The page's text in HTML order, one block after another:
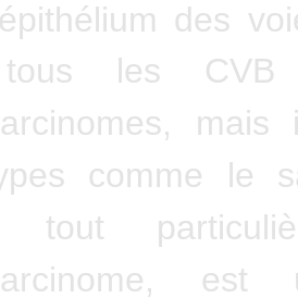
des
tous les
comme le